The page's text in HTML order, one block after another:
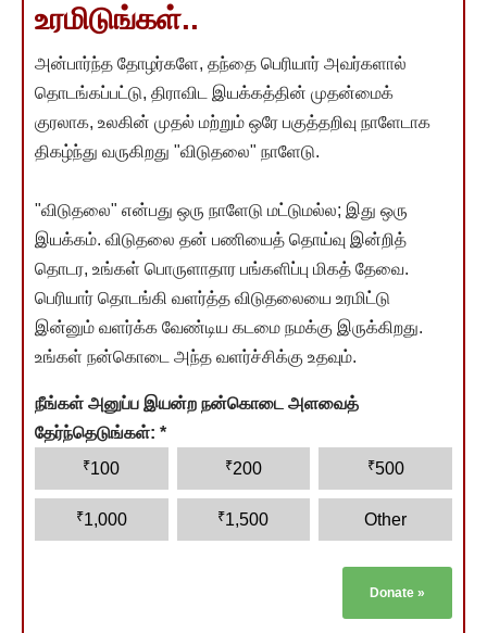
உரமிடுங்கள்..
அன்பார்ந்த தோழர்களே, தந்தை பெரியார் அவர்களால்
தொடங்கப்பட்டு, திராவிட இயக்கத்தின் முதன்மைக்
குரலாக, உலகின் முதல் மற்றும் ஒரே பகுத்தறிவு நாளேடாக
திகழ்ந்து வருகிறது "விடுதலை" நாளேடு.
"விடுதலை" என்பது ஒரு நாளேடு மட்டுமல்ல; இது ஒரு
இயக்கம். விடுதலை தன் பணியைத் தொய்வு இன்றித்
தொடர, உங்கள் பொருளாதார பங்களிப்பு மிகத் தேவை.
பெரியார் தொடங்கி வளர்த்த விடுதலையை உரமிட்டு
இன்னும் வளர்க்க வேண்டிய கடமை நமக்கு இருக்கிறது.
உங்கள் நன்கொடை அந்த வளர்ச்சிக்கு உதவும்.
நீங்கள் அனுப்ப இயன்ற நன்கொடை அளவைத்
தேர்ந்தெடுங்கள்: *
₹100 ₹200 ₹500
₹1,000 ₹1,500 Other
Donate »